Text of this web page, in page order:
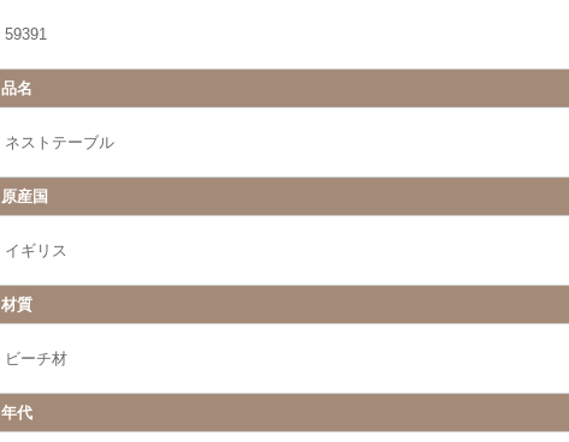
59391
品名
ネストテーブル
原産国
イギリス
材質
ビーチ材
年代